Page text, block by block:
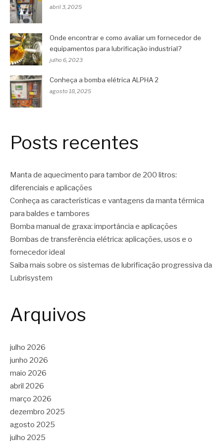
abril 3, 2025
Onde encontrar e como avaliar um fornecedor de
equipamentos para lubrificação industrial?
julho 6, 2023
Conheça a bomba elétrica ALPHA 2
agosto 18, 2025
Posts recentes
Manta de aquecimento para tambor de 200 litros:
diferenciais e aplicações
Conheça as características e vantagens da manta térmica
para baldes e tambores
Bomba manual de graxa: importância e aplicações
Bombas de transferência elétrica: aplicações, usos e o
fornecedor ideal
Saiba mais sobre os sistemas de lubrificação progressiva da
Lubrisystem
Arquivos
julho 2026
junho 2026
maio 2026
abril 2026
março 2026
dezembro 2025
agosto 2025
julho 2025